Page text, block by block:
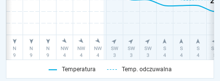
Temperatura Temp. odczuwalna